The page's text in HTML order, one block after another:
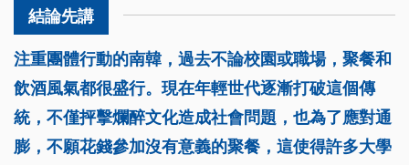
注重團體行動的南韓，過去不論校園或職場，聚餐和
飲酒風氣都很盛行。現在年輕世代逐漸打破這個傳
統，不僅抨擊爛醉文化造成社會問題，也為了應對通
膨，不願花錢參加沒有意義的聚餐，這使得許多大學